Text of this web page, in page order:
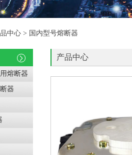
中心 > 国内型号熔断器
熔断器
器
产品中心